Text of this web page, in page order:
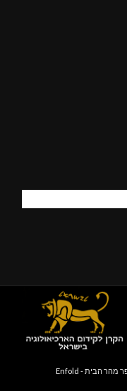
מהר הבית - Enfold